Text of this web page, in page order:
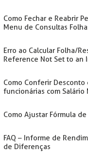
Como Fechar e Reabrir
Menu de Consultas
Erro ao Calcular Folha/
Reference Not Set to an
Como Conferir
funcionárias com Salário
Como Ajustar Fórmula
FAQ – Informe de
de Diferenças